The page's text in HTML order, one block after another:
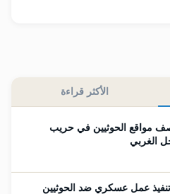
الأكثر قراءة
مواقع الحوثيين في حريب
الغربي
عمل عسكري ضد الحوثيين